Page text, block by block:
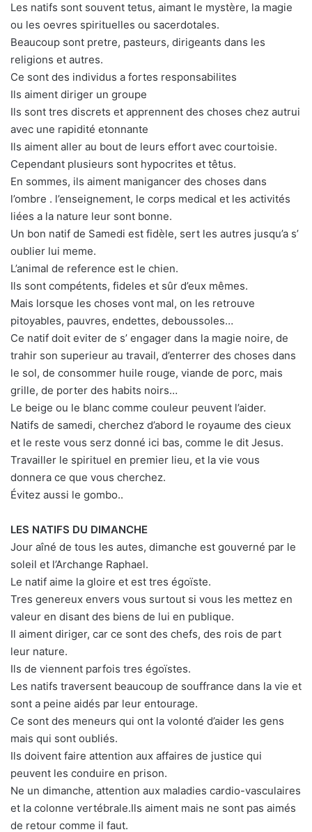
Les natifs sont souvent tetus, aimant le mystère, la magie
ou les oevres spirituelles ou sacerdotales.
Beaucoup sont pretre, pasteurs, dirigeants dans les
religions et autres.
Ce sont des individus a fortes responsabilites
Ils aiment diriger un groupe
Ils sont tres discrets et apprennent des choses chez autrui
avec une rapidité etonnante
Ils aiment aller au bout de leurs effort avec courtoisie.
Cependant plusieurs sont hypocrites et têtus.
En sommes, ils aiment manigancer des choses dans
l’ombre . l’enseignement, le corps medical et les activités
liées a la nature leur sont bonne.
Un bon natif de Samedi est fidèle, sert les autres jusqu’a s’
oublier lui meme.
L’animal de reference est le chien.
Ils sont compétents, fideles et sûr d’eux mêmes.
Mais lorsque les choses vont mal, on les retrouve
pitoyables, pauvres, endettes, deboussoles…
Ce natif doit eviter de s’ engager dans la magie noire, de
trahir son superieur au travail, d’enterrer des choses dans
le sol, de consommer huile rouge, viande de porc, mais
grille, de porter des habits noirs…
Le beige ou le blanc comme couleur peuvent l’aider.
Natifs de samedi, cherchez d’abord le royaume des cieux
et le reste vous serz donné ici bas, comme le dit Jesus.
Travailler le spirituel en premier lieu, et la vie vous
donnera ce que vous cherchez.
Évitez aussi le gombo..
LES NATIFS DU DIMANCHE
Jour aîné de tous les autes, dimanche est gouverné par le
soleil et l’Archange Raphael.
Le natif aime la gloire et est tres égoïste.
Tres genereux envers vous surtout si vous les mettez en
valeur en disant des biens de lui en publique.
Il aiment diriger, car ce sont des chefs, des rois de part
leur nature.
Ils de viennent parfois tres égoïstes.
Les natifs traversent beaucoup de souffrance dans la vie et
sont a peine aidés par leur entourage.
Ce sont des meneurs qui ont la volonté d’aider les gens
mais qui sont oubliés.
Ils doivent faire attention aux affaires de justice qui
peuvent les conduire en prison.
Ne un dimanche, attention aux maladies cardio-vasculaires
et la colonne vertébrale.Ils aiment mais ne sont pas aimés
de retour comme il faut.